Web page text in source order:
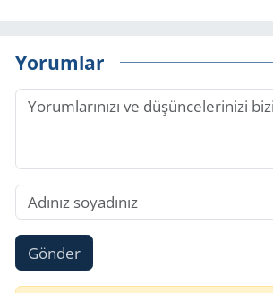
Yorumlar
Gönder